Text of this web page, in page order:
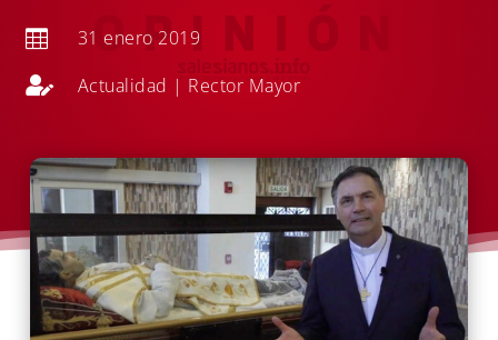
 31 enero 2019
 Actualidad | Rector Mayor